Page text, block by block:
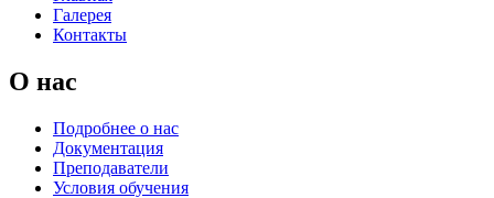
Галерея
Контакты
О нас
Подробнее о нас
Документация
Преподаватели
Условия обучения